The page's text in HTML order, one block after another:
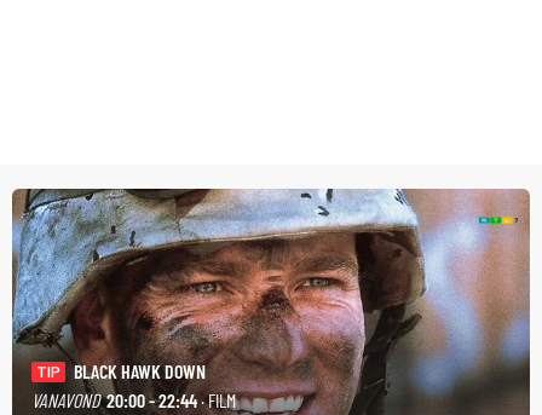
TIP
BLACK HAWK DOWN
VANAVOND 20:00 - 22:44· FILM